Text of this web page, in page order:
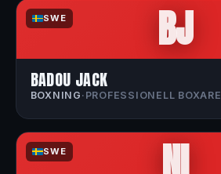
SWE BJ
BADOU JACK
BOXNING · PROFESSIONELL BOXARE
SWE NI